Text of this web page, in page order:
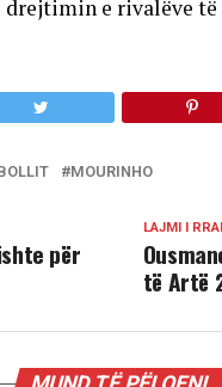
drejtimin e rivalëve
MOURINHO
LAJMI I
të Artë
për